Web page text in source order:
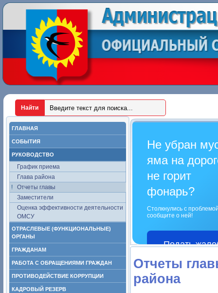
ГЛАВНАЯ
СОБЫТИЯ
РУКОВОДСТВО
График приема
Глава района
Отчеты главы
Заместители
Оценка эффективности деятельности
ОМСУ
ОТРАСЛЕВЫЕ (ФУНКЦИОНАЛЬНЫЕ)
ОРГАНЫ
ГРАЖДАНАМ
РАБОТА С ОБРАЩЕНИЯМИ ГРАЖДАН
ПРОТИВОДЕЙСТВИЕ КОРРУПЦИИ
КАДРОВЫЙ РЕЗЕРВ
Не убран
яма на
не горит
фонарь?
Столкнулись с
сообщите о ней!
Подать
Отчеты
района